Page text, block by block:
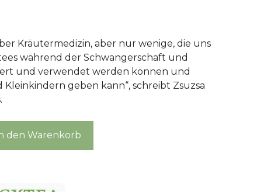
Kräutermedizin, aber nur wenige, die uns
während der Schwangerschaft und
und verwendet werden können und
geben kann“, schreibt Zsuzsa
den Warenkorb